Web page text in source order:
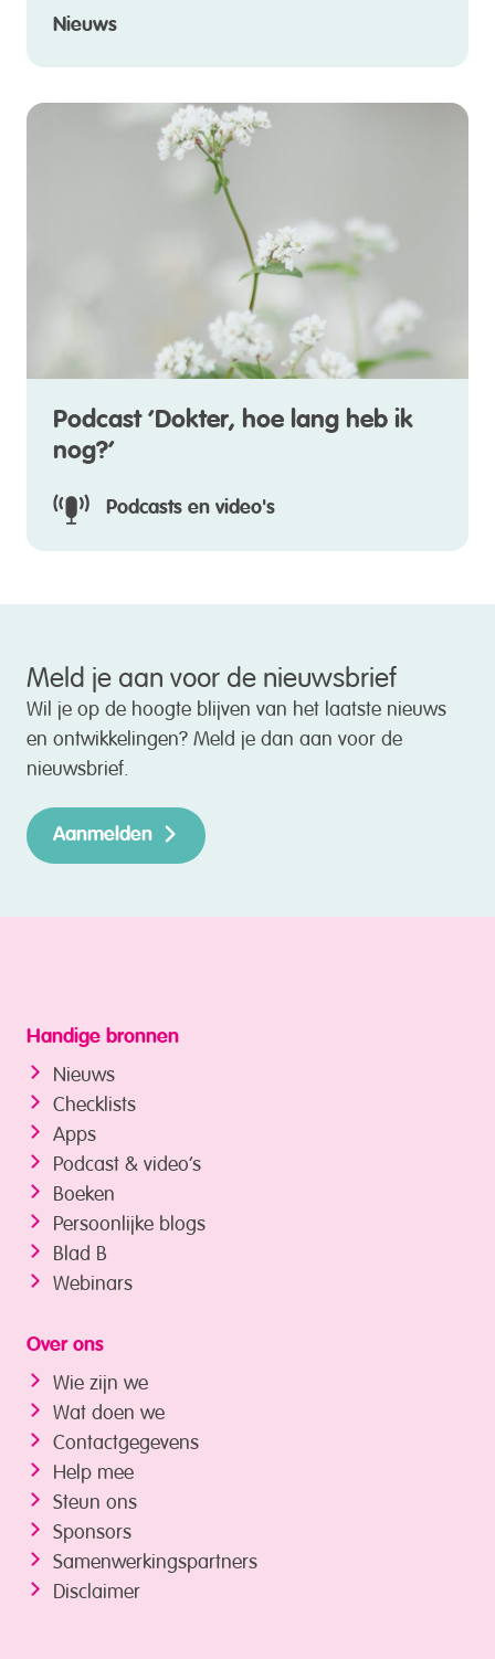
Nieuws
Podcast ‘Dokter, hoe lang heb ik
nog?’
Podcasts en video's
Meld je aan voor de nieuwsbrief
Wil je op de hoogte blijven van het laatste nieuws
en ontwikkelingen? Meld je dan aan voor de
nieuwsbrief.
Aanmelden
Handige bronnen
Nieuws
Checklists
Apps
Podcast & video’s
Boeken
Persoonlijke blogs
Blad B
Webinars
Over ons
Wie zijn we
Wat doen we
Contactgegevens
Help mee
Steun ons
Sponsors
Samenwerkings­partners
Disclaimer